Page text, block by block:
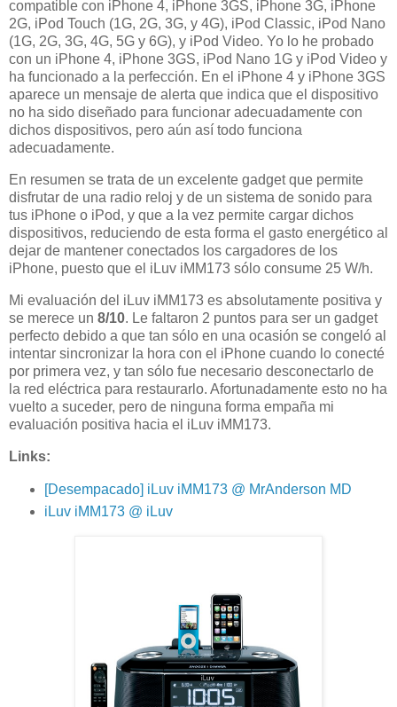
compatible con iPhone 4, iPhone 3GS, iPhone 3G, iPhone
2G, iPod Touch (1G, 2G, 3G, y 4G), iPod Classic, iPod Nano
(1G, 2G, 3G, 4G, 5G y 6G), y iPod Video. Yo lo he probado
con un iPhone 4, iPhone 3GS, iPod Nano 1G y iPod Video y
ha funcionado a la perfección. En el iPhone 4 y iPhone 3GS
aparece un mensaje de alerta que indica que el dispositivo
no ha sido diseñado para funcionar adecuadamente con
dichos dispositivos, pero aún así todo funciona
adecuadamente.
En resumen se trata de un excelente gadget que permite
disfrutar de una radio reloj y de un sistema de sonido para
tus iPhone o iPod, y que a la vez permite cargar dichos
dispositivos, reduciendo de esta forma el gasto energético al
dejar de mantener conectados los cargadores de los
iPhone, puesto que el iLuv iMM173 sólo consume 25 W/h.
Mi evaluación del iLuv iMM173 es absolutamente positiva y
se merece un 8/10. Le faltaron 2 puntos para ser un gadget
perfecto debido a que tan sólo en una ocasión se congeló al
intentar sincronizar la hora con el iPhone cuando lo conecté
por primera vez, y tan sólo fue necesario desconectarlo de
la red eléctrica para restaurarlo. Afortunadamente esto no ha
vuelto a suceder, pero de ninguna forma empaña mi
evaluación positiva hacia el iLuv iMM173.
Links:
[Desempacado] iLuv iMM173 @ MrAnderson MD
iLuv iMM173 @ iLuv